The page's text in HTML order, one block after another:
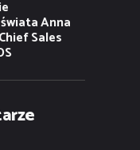
Anna
Sales